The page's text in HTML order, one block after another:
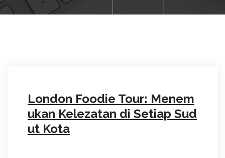
London Foodie Tour: Menem
ukan Kelezatan di Setiap Sud
ut Kota